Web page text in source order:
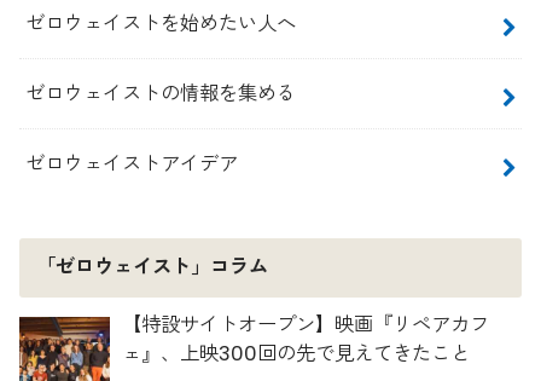
ゼロウェイストを始めたい人へ
ゼロウェイストの情報を集める
ゼロウェイストアイデア
「ゼロウェイスト」コラム
【特設サイトオープン】映画『リペアカフ
ェ』、上映300回の先で見えてきたこと